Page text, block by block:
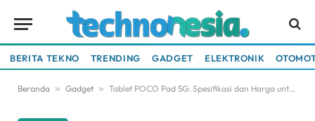
BERITA TEKNO TRENDING GADGET ELEKTRONIK
Beranda » Gadget » Tablet POCO Pad 5G: Spesifikasi dan Harga untuk Hiburan dan Gaming